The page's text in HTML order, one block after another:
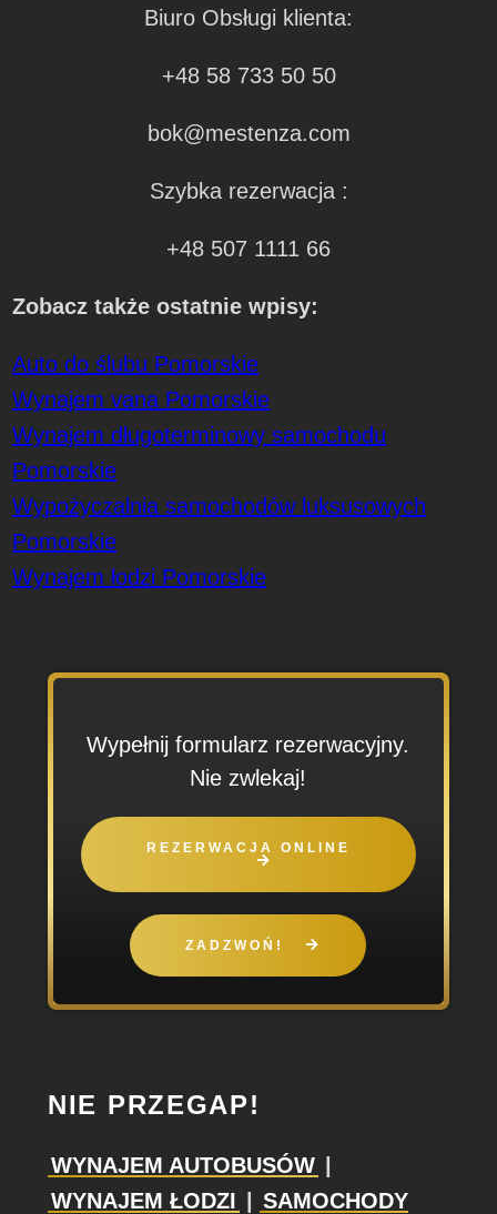
Biuro Obsługi klienta:
+48 58 733 50 50
bok@mestenza.com
Szybka rezerwacja :
+48 507 1111 66
Zobacz także ostatnie wpisy:
Auto do ślubu Pomorskie
Wynajem vana Pomorskie
Wynajem długoterminowy samochodu
Pomorskie
Wypożyczalnia samochodów luksusowych
Pomorskie
Wynajem łodzi Pomorskie
Wypełnij formularz rezerwacyjny.
Nie zwlekaj!
REZERWACJA ONLINE
ZADZWOŃ!
NIE PRZEGAP!
WYNAJEM AUTOBUSÓW
WYNAJEM ŁODZI
SAMOCHODY